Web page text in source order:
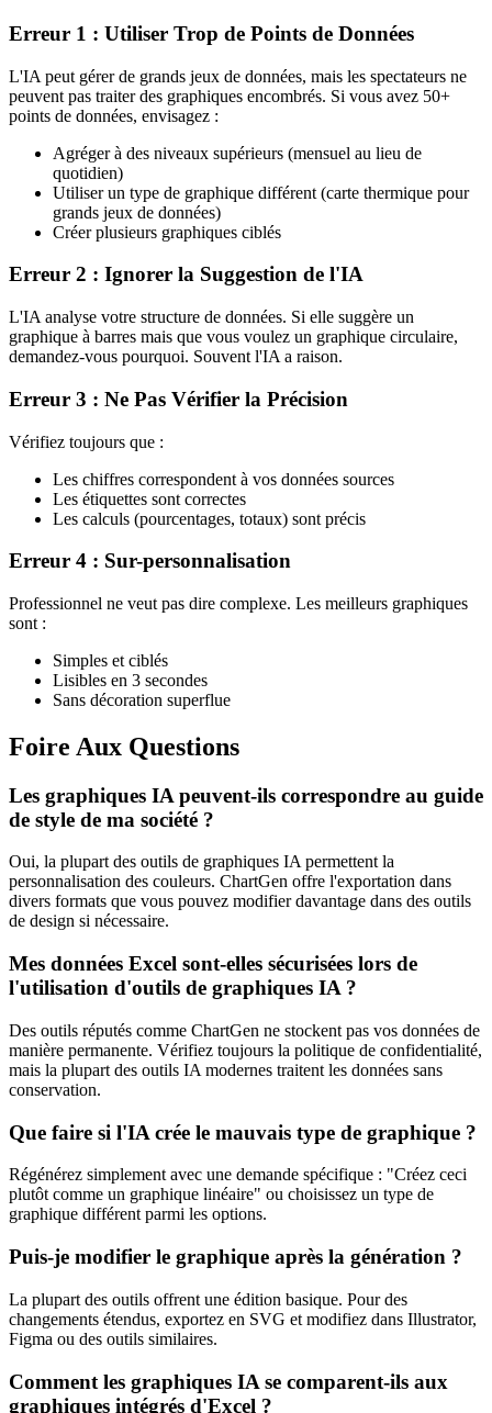
Erreur 1 : Utiliser Trop de Points de Données
L'IA peut gérer de grands jeux de données, mais les spectateurs ne
peuvent pas traiter des graphiques encombrés. Si vous avez 50+
points de données, envisagez :
Agréger à des niveaux supérieurs (mensuel au lieu de
quotidien)
Utiliser un type de graphique différent (carte thermique pour
grands jeux de données)
Créer plusieurs graphiques ciblés
Erreur 2 : Ignorer la Suggestion de l'IA
L'IA analyse votre structure de données. Si elle suggère un
graphique à barres mais que vous voulez un graphique circulaire,
demandez-vous pourquoi. Souvent l'IA a raison.
Erreur 3 : Ne Pas Vérifier la Précision
Vérifiez toujours que :
Les chiffres correspondent à vos données sources
Les étiquettes sont correctes
Les calculs (pourcentages, totaux) sont précis
Erreur 4 : Sur-personnalisation
Professionnel ne veut pas dire complexe. Les meilleurs graphiques
sont :
Simples et ciblés
Lisibles en 3 secondes
Sans décoration superflue
Foire Aux Questions
Les graphiques IA peuvent-ils correspondre au guide
de style de ma société ?
Oui, la plupart des outils de graphiques IA permettent la
personnalisation des couleurs. ChartGen offre l'exportation dans
divers formats que vous pouvez modifier davantage dans des outils
de design si nécessaire.
Mes données Excel sont-elles sécurisées lors de
l'utilisation d'outils de graphiques IA ?
Des outils réputés comme ChartGen ne stockent pas vos données de
manière permanente. Vérifiez toujours la politique de confidentialité,
mais la plupart des outils IA modernes traitent les données sans
conservation.
Que faire si l'IA crée le mauvais type de graphique ?
Régénérez simplement avec une demande spécifique : "Créez ceci
plutôt comme un graphique linéaire" ou choisissez un type de
graphique différent parmi les options.
Puis-je modifier le graphique après la génération ?
La plupart des outils offrent une édition basique. Pour des
changements étendus, exportez en SVG et modifiez dans Illustrator,
Figma ou des outils similaires.
Comment les graphiques IA se comparent-ils aux
graphiques intégrés d'Excel ?